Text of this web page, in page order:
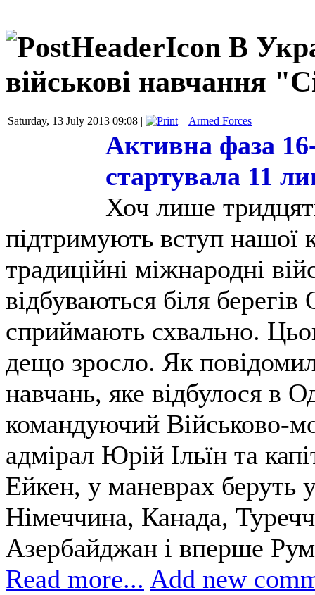
В
військові навчання
Saturday, 13 July 2013 09:08 | Armed Forces
Активна фаза
стартувала 11
Хоч лише
підтримують вступ
традиційні міжнародні
відбуваються біля
сприймають схвально.
дещо зросло. Як
навчань, яке відбулося в
командуючий Військово-
адмірал Юрій Ільїн та
Ейкен, у маневрах
Німеччина, Канада,
Азербайджан і вперше
Read more... Add new